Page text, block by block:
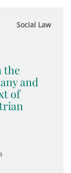
Social Law
the
and
of